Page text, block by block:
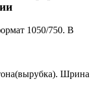
1050/750. В